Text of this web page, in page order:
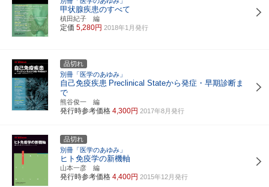
甲状腺疾患のすべて
槙田紀子 編
定価 5,280円 2018年1月発行
品切れ
別冊「医学のあゆみ」
自己免疫疾患 Preclinical Stateから発症・早期診断ま
で
熊谷俊一 編
発行時参考価格 4,300円 2017年8月発行
品切れ
別冊「医学のあゆみ」
ヒト免疫学の新機軸
山本一彦 編
発行時参考価格 4,400円 2015年12月発行